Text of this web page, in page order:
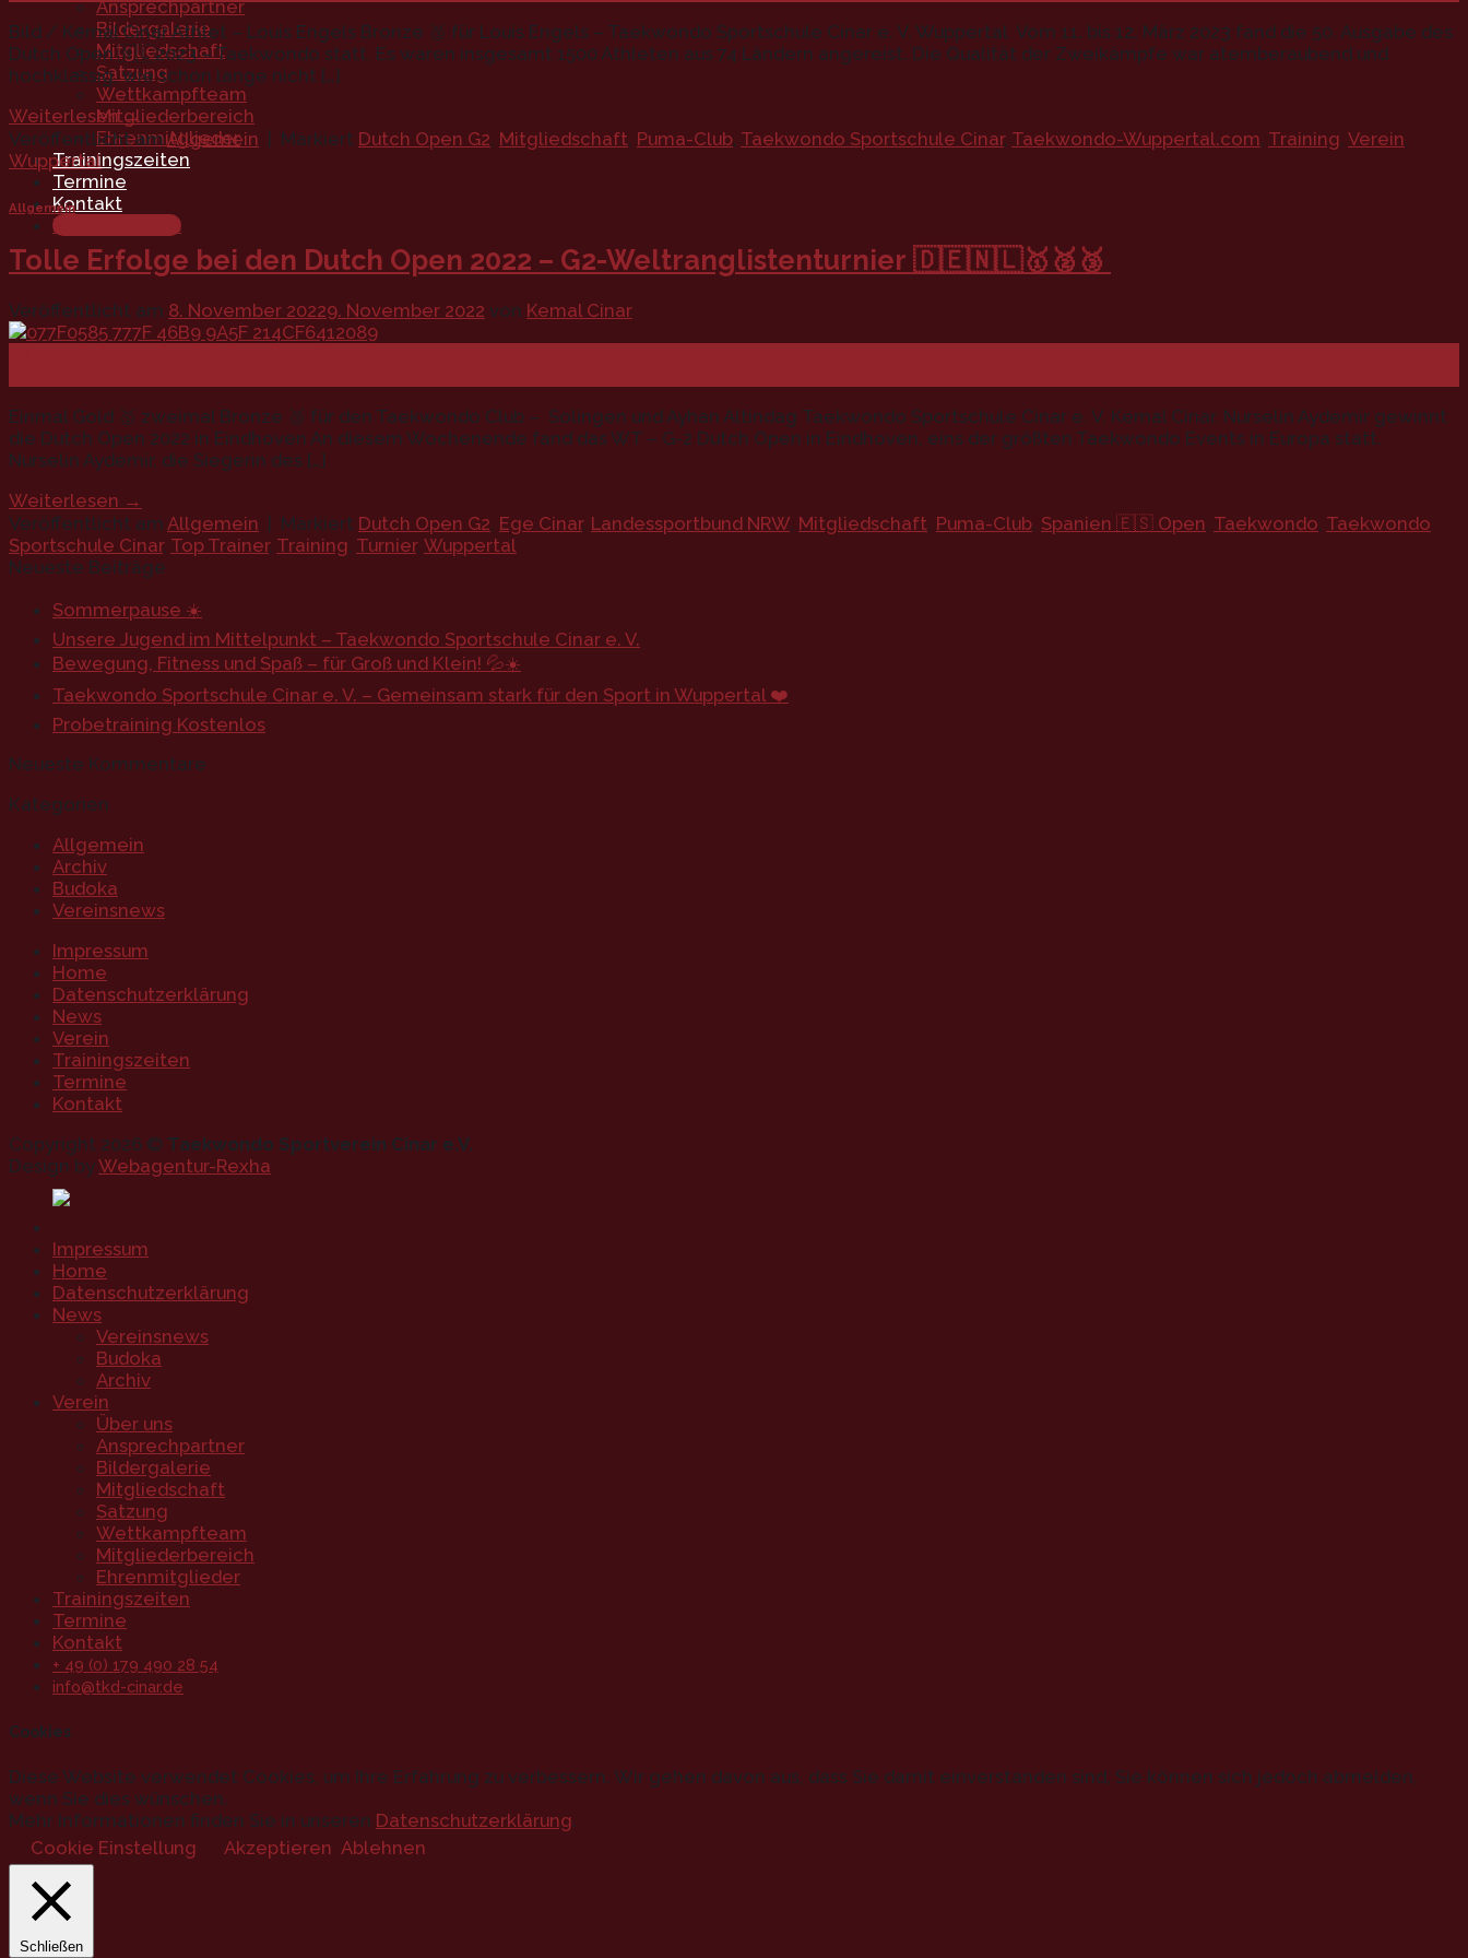
Ansprechpartner
Bildergalerie
Mitgliedschaft
Satzung
Wettkampfteam
Mitgliederbereich
Ehrenmitglieder
Trainingszeiten
Termine
Kontakt
Mitgliedschaft
Bild / Kemal Cinar Athlet – Louis Engels Bronze 🥉 für Louis Engels – Taekwondo Sportschule Cinar e. V. Wuppertal Vom 11. bis 12. März 2023 fand die 50. Ausgabe des
Dutch Open 🇳🇱2023 – Taekwondo statt. Es waren insgesamt 1500 Athleten aus 74 Ländern angereist. Die Qualität der Zweikämpfe war atemberaubend und
hochklassig, wie schon lange nicht […]
Weiterlesen→
Veröffentlicht amAllgemein Markiert Dutch Open G2 Mitgliedschaft Puma-Club Taekwondo Sportschule Cinar, Taekwondo-Wuppertal.com Training Verein
Wuppertal
Allgemein
Tolle Erfolge bei den Dutch Open 2022 – G2-Weltranglistenturnier 🇩🇪🇳🇱🥇🥈🥉
Veröffentlicht am 8. November 20229. November 2022 von Kemal Cinar
Einmal Gold 🥇 zweimal Bronze 🥉 für den Taekwondo Club – Solingen und Ayhan Altindag Taekwondo Sportschule Cinar e. V. Kemal Cinar. Nurselin Aydemir gewinnt
die Dutch Open 2022 in Eindhoven An diesem Wochenende fand das WT – G-2 Dutch Open in Eindhoven, eins der größten Taekwondo Events in Europa statt.
Nurselin Aydemir, die Siegerin des […]
Weiterlesen →
Veröffentlicht am Allgemein Markiert Dutch Open G2 Ege Cinar, Landessportbund NRW Mitgliedschaft Puma-Club Spanien 🇪🇸 Open Taekwondo Taekwondo
Sportschule Cinar, Top Trainer, Training Turnier, Wuppertal
Neueste Beiträge
Sommerpause ☀️
Unsere Jugend im Mittelpunkt – Taekwondo Sportschule Cinar e. V.
Bewegung, Fitness und Spaß – für Groß und Klein! 💦☀️
Taekwondo Sportschule Cinar e. V. – Gemeinsam stark für den Sport in Wuppertal ❤️
Probetraining Kostenlos
Neueste Kommentare
Kategorien
Allgemein
Archiv
Budoka
Vereinsnews
Impressum
Home
Datenschutzerklärung
News
Verein
Trainingszeiten
Termine
Kontakt
Copyright 2026 © Taekwondo Sportverein Cinar e.V.
Design byWebagentur-Rexha
Impressum
Home
Datenschutzerklärung
News
Vereinsnews
Budoka
Archiv
Verein
Über uns
Ansprechpartner
Bildergalerie
Mitgliedschaft
Satzung
Wettkampfteam
Mitgliederbereich
Ehrenmitglieder
Trainingszeiten
Termine
Kontakt
+ 49 (0) 179 490 28 54
info@tkd-cinar.de
Cookies
Diese Website verwendet Cookies, um Ihre Erfahrung zu verbessern. Wir gehen davon aus, dass Sie damit einverstanden sind, Sie können sich jedoch abmelden,
wenn Sie dies wünschen.
Mehr Informationen finden Sie in unseren Datenschutzerklärung.
Cookie Einstellung
Akzeptieren Ablehnen
Schließen